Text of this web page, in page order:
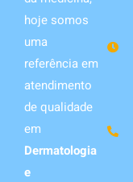
hoje somos
uma
referência em
atendimento
de qualidade
em
Dermatologia
e